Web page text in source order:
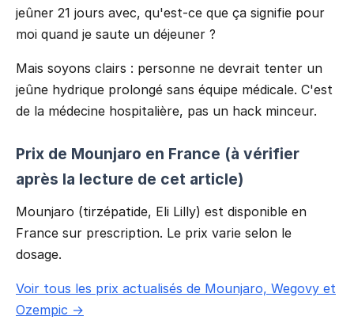
jeûner 21 jours avec, qu'est-ce que ça signifie pour
moi quand je saute un déjeuner ?
Mais soyons clairs : personne ne devrait tenter un
jeûne hydrique prolongé sans équipe médicale. C'est
de la médecine hospitalière, pas un hack minceur.
Prix de Mounjaro en France (à vérifier
après la lecture de cet article)
Mounjaro (tirzépatide, Eli Lilly) est disponible en
France sur prescription. Le prix varie selon le
dosage.
Voir tous les prix actualisés de Mounjaro, Wegovy et
Ozempic →